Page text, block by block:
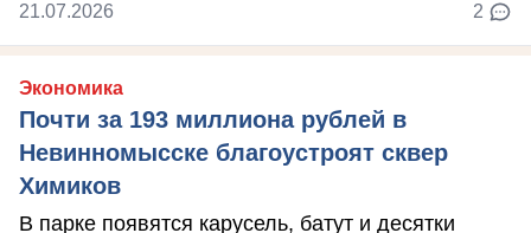
21.07.2026 2
Экономика
Почти за 193 миллиона рублей в
Невинномысске благоустроят сквер
Химиков
В парке появятся карусель, батут и десятки